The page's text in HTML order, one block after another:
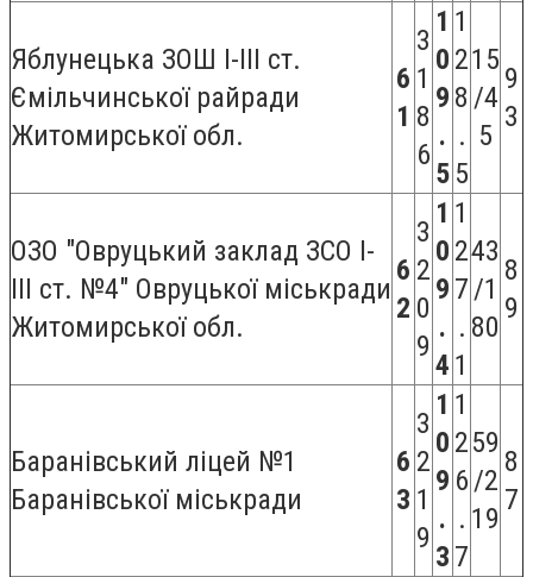
Яблунецька ЗОШ I-III ст.
Ємільчинської райради
Житомирської обл.
6
1
3
1
8
6
1
0
9
.
5
1
2
8
.
5
15
/4
5
9
3
ОЗО "Овруцький заклад ЗСО І-
ІІІ ст. №4" Овруцької міськради
Житомирської обл.
6
2
3
2
0
9
1
0
9
.
4
1
2
7
.
1
43
/1
80
8
9
Баранівський ліцей №1
Баранівської міськради
6
3
3
2
1
9
1
0
9
.
3
1
2
6
.
7
59
/2
19
8
7